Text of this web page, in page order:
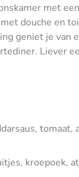
met
douche en
geniet je van
Liever
kroepoek,